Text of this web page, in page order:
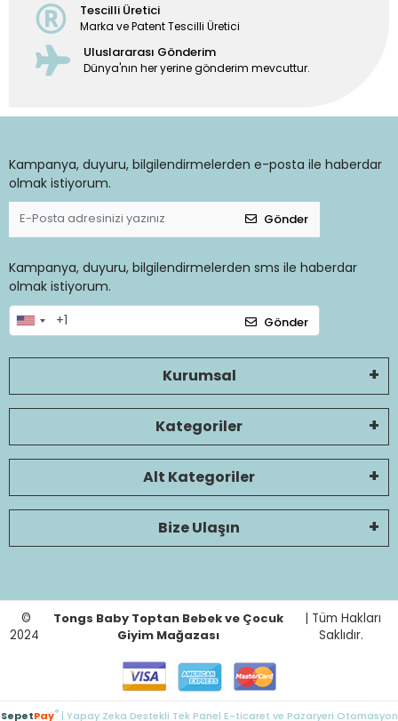
Tescilli Üretici
Marka ve Patent Tescilli Üretici
Uluslararası Gönderim
Dünya'nın her yerine gönderim mevcuttur.
Kampanya, duyuru, bilgilendirmelerden e-posta ile haberdar
olmak istiyorum.
Gönder
Kampanya, duyuru, bilgilendirmelerden sms ile haberdar
olmak istiyorum.
Gönder
Kurumsal
Kategoriler
Alt Kategoriler
Bize Ulaşın
©
2024
Tongs Baby Toptan Bebek ve Çocuk
Giyim Mağazası
| Tüm Hakları
Saklıdır.
SepetPay®| Yapay Zeka Destekli Tek Panel E-ticaret ve Pazaryeri Otomasyon